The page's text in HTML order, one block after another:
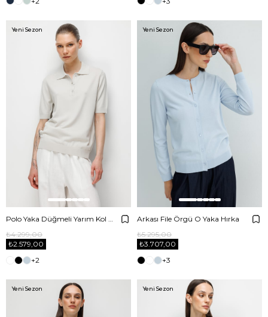
Polo Yaka Düğmeli Yarım Kol Triko
₺2.579,00
₺4.299,00
+2
Yeni Sezon
Arkası File Örgü O Yaka Hırka
₺3.707,00
₺5.295,00
+3
Yeni Sezon
Yeni Sezon Yeni Sezon